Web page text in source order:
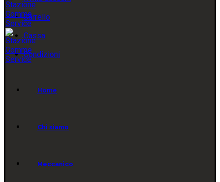
Carrello
Cassa
Condizioni
Home
Chi siamo
Meccanico